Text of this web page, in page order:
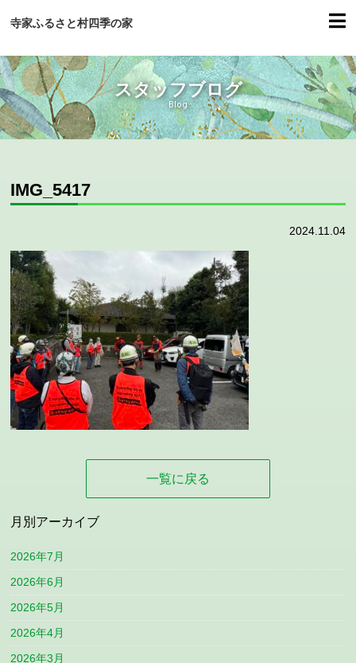
寺家ふるさと村四季の家
スタッフブログ
Blog
IMG_5417
2024.11.04
一覧に戻る
月別アーカイブ
2026年7月
2026年6月
2026年5月
2026年4月
2026年3月